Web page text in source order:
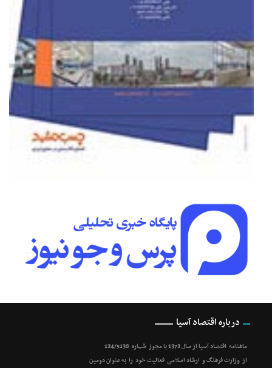
درباره اقتصاد آسیا
ماهنامه اقتصاد آسیا از سال 1372 با مجوز شماره 124/5138
از وزارت فرهنگ و ارشاد اسلامی فعالیت خود را به عنوان دومین